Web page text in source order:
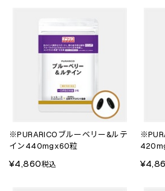
※PURARICOブルーベリー&ルテ
イン440mgx60粒
¥4,860税込